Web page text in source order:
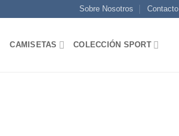
Sobre Nosotros Contacto
CAMISETAS COLECCIÓN SPORT